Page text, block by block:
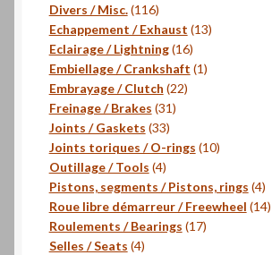
Divers / Misc. 116116
produits
Echappement / Exhaust 1313
Eclairage / Lightning 1616
produits
Embiellage / Crankshaft 11
Embrayage / Clutch 2222
Freinage / Brakes 3131
Joints / Gaskets 3333
produits
Joints toriques / O-rings 1010
Outillage / Tools 44
produits
Pistons, segments / Pistons, rings 44
Roue libre démarreur / Freewheel 14
Roulements / Bearings 1717
Selles / Seats 44